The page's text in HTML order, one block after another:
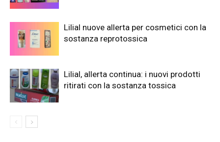
Lilial nuove allerta per cosmetici con la
sostanza reprotossica
Lilial, allerta continua: i nuovi prodotti
ritirati con la sostanza tossica